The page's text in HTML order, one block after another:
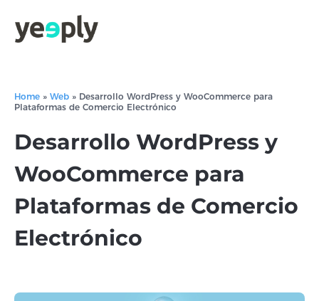
Home » Web » Desarrollo WordPress y WooCommerce para
Plataformas de Comercio Electrónico
Desarrollo WordPress y
WooCommerce para
Plataformas de Comercio
Electrónico